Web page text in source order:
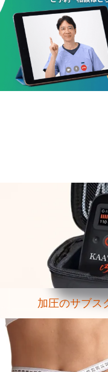
加圧のサブ